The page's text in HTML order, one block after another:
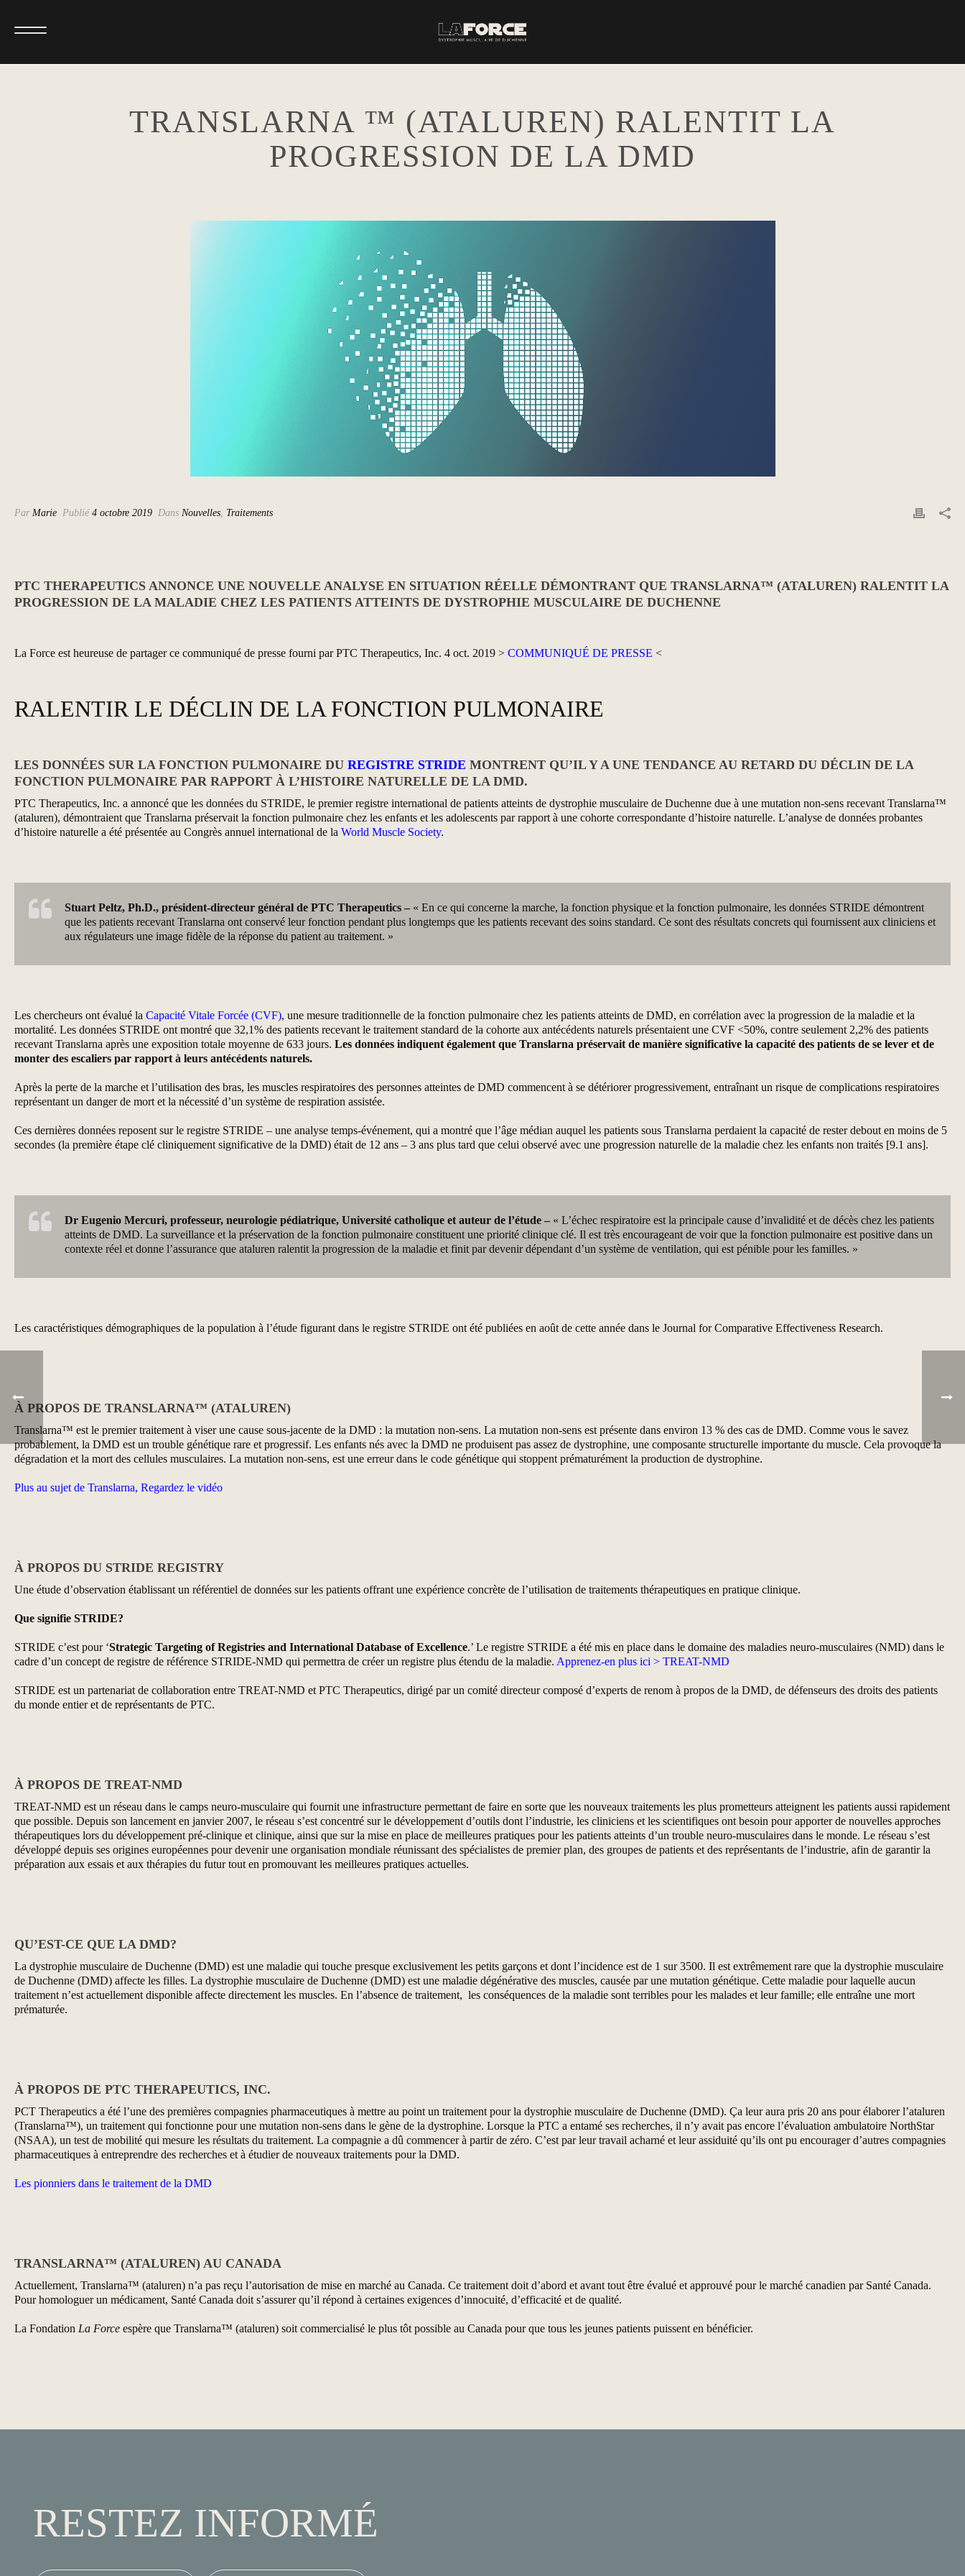
TRANSLARNA ™ (ATALUREN) RALENTIT LA
PROGRESSION DE LA DMD
Par Marie Publié 4 octobre 2019 Dans Nouvelles, Traitements
PTC THERAPEUTICS ANNONCE UNE NOUVELLE ANALYSE EN SITUATION RÉELLE DÉMONTRANT QUE TRANSLARNA™ (ATALUREN) RALENTIT LA
PROGRESSION DE LA MALADIE CHEZ LES PATIENTS ATTEINTS DE DYSTROPHIE MUSCULAIRE DE DUCHENNE
La Force est heureuse de partager ce communiqué de presse fourni par PTC Therapeutics, Inc. 4 oct. 2019 > COMMUNIQUÉ DE PRESSE <
RALENTIR LE DÉCLIN DE LA FONCTION PULMONAIRE
LES DONNÉES SUR LA FONCTION PULMONAIRE DU REGISTRE STRIDE MONTRENT QU’IL Y A UNE TENDANCE AU RETARD DU DÉCLIN DE LA
FONCTION PULMONAIRE PAR RAPPORT À L’HISTOIRE NATURELLE DE LA DMD.
PTC Therapeutics, Inc. a annoncé que les données du STRIDE, le premier registre international de patients atteints de dystrophie musculaire de Duchenne due à une mutation non-sens recevant Translarna™
(ataluren), démontraient que Translarna préservait la fonction pulmonaire chez les enfants et les adolescents par rapport à une cohorte correspondante d’histoire naturelle. L’analyse de données probantes
d’histoire naturelle a été présentée au Congrès annuel international de la World Muscle Society.
Stuart Peltz, Ph.D., président-directeur général de PTC Therapeutics – « En ce qui concerne la marche, la fonction physique et la fonction pulmonaire, les données STRIDE démontrent
que les patients recevant Translarna ont conservé leur fonction pendant plus longtemps que les patients recevant des soins standard. Ce sont des résultats concrets qui fournissent aux cliniciens et
aux régulateurs une image fidèle de la réponse du patient au traitement. »
Les chercheurs ont évalué la Capacité Vitale Forcée (CVF), une mesure traditionnelle de la fonction pulmonaire chez les patients atteints de DMD, en corrélation avec la progression de la maladie et la
mortalité. Les données STRIDE ont montré que 32,1% des patients recevant le traitement standard de la cohorte aux antécédents naturels présentaient une CVF <50%, contre seulement 2,2% des patients
recevant Translarna après une exposition totale moyenne de 633 jours. Les données indiquent également que Translarna préservait de manière significative la capacité des patients de se lever et de
monter des escaliers par rapport à leurs antécédents naturels.
Après la perte de la marche et l’utilisation des bras, les muscles respiratoires des personnes atteintes de DMD commencent à se détériorer progressivement, entraînant un risque de complications respiratoires
représentant un danger de mort et la nécessité d’un système de respiration assistée.
Ces dernières données reposent sur le registre STRIDE – une analyse temps-événement, qui a montré que l’âge médian auquel les patients sous Translarna perdaient la capacité de rester debout en moins de 5
secondes (la première étape clé cliniquement significative de la DMD) était de 12 ans – 3 ans plus tard que celui observé avec une progression naturelle de la maladie chez les enfants non traités [9.1 ans].
Dr Eugenio Mercuri, professeur, neurologie pédiatrique, Université catholique et auteur de l’étude – « L’échec respiratoire est la principale cause d’invalidité et de décès chez les patients
atteints de DMD. La surveillance et la préservation de la fonction pulmonaire constituent une priorité clinique clé. Il est très encourageant de voir que la fonction pulmonaire est positive dans un
contexte réel et donne l’assurance que ataluren ralentit la progression de la maladie et finit par devenir dépendant d’un système de ventilation, qui est pénible pour les familles. »
Les caractéristiques démographiques de la population à l’étude figurant dans le registre STRIDE ont été publiées en août de cette année dans le Journal for Comparative Effectiveness Research.
À PROPOS DE TRANSLARNA™ (ATALUREN)
Translarna™ est le premier traitement à viser une cause sous-jacente de la DMD : la mutation non-sens. La mutation non-sens est présente dans environ 13 % des cas de DMD. Comme vous le savez
probablement, la DMD est un trouble génétique rare et progressif. Les enfants nés avec la DMD ne produisent pas assez de dystrophine, une composante structurelle importante du muscle. Cela provoque la
dégradation et la mort des cellules musculaires. La mutation non-sens, est une erreur dans le code génétique qui stoppent prématurément la production de dystrophine.
Plus au sujet de Translarna, Regardez le vidéo
À PROPOS DU STRIDE REGISTRY
Une étude d’observation établissant un référentiel de données sur les patients offrant une expérience concrète de l’utilisation de traitements thérapeutiques en pratique clinique.
Que signifie STRIDE?
STRIDE c’est pour ‘Strategic Targeting of Registries and International Database of Excellence.’ Le registre STRIDE a été mis en place dans le domaine des maladies neuro-musculaires (NMD) dans le
cadre d’un concept de registre de référence STRIDE-NMD qui permettra de créer un registre plus étendu de la maladie. Apprenez-en plus ici > TREAT-NMD
STRIDE est un partenariat de collaboration entre TREAT-NMD et PTC Therapeutics, dirigé par un comité directeur composé d’experts de renom à propos de la DMD, de défenseurs des droits des patients
du monde entier et de représentants de PTC.
À PROPOS DE TREAT-NMD
TREAT-NMD est un réseau dans le camps neuro-musculaire qui fournit une infrastructure permettant de faire en sorte que les nouveaux traitements les plus prometteurs atteignent les patients aussi rapidement
que possible. Depuis son lancement en janvier 2007, le réseau s’est concentré sur le développement d’outils dont l’industrie, les cliniciens et les scientifiques ont besoin pour apporter de nouvelles approches
thérapeutiques lors du développement pré-clinique et clinique, ainsi que sur la mise en place de meilleures pratiques pour les patients atteints d’un trouble neuro-musculaires dans le monde. Le réseau s’est
développé depuis ses origines européennes pour devenir une organisation mondiale réunissant des spécialistes de premier plan, des groupes de patients et des représentants de l’industrie, afin de garantir la
préparation aux essais et aux thérapies du futur tout en promouvant les meilleures pratiques actuelles.
QU’EST-CE QUE LA DMD?
La dystrophie musculaire de Duchenne (DMD) est une maladie qui touche presque exclusivement les petits garçons et dont l’incidence est de 1 sur 3500. Il est extrêmement rare que la dystrophie musculaire
de Duchenne (DMD) affecte les filles. La dystrophie musculaire de Duchenne (DMD) est une maladie dégénérative des muscles, causée par une mutation génétique. Cette maladie pour laquelle aucun
traitement n’est actuellement disponible affecte directement les muscles. En l’absence de traitement, les conséquences de la maladie sont terribles pour les malades et leur famille; elle entraîne une mort
prématurée.
À PROPOS DE PTC THERAPEUTICS, INC.
PCT Therapeutics a été l’une des premières compagnies pharmaceutiques à mettre au point un traitement pour la dystrophie musculaire de Duchenne (DMD). Ça leur aura pris 20 ans pour élaborer l’ataluren
(Translarna™), un traitement qui fonctionne pour une mutation non-sens dans le gène de la dystrophine. Lorsque la PTC a entamé ses recherches, il n’y avait pas encore l’évaluation ambulatoire NorthStar
(NSAA), un test de mobilité qui mesure les résultats du traitement. La compagnie a dû commencer à partir de zéro. C’est par leur travail acharné et leur assiduité qu’ils ont pu encourager d’autres compagnies
pharmaceutiques à entreprendre des recherches et à étudier de nouveaux traitements pour la DMD.
Les pionniers dans le traitement de la DMD
TRANSLARNA™ (ATALUREN) AU CANADA
Actuellement, Translarna™ (ataluren) n’a pas reçu l’autorisation de mise en marché au Canada. Ce traitement doit d’abord et avant tout être évalué et approuvé pour le marché canadien par Santé Canada.
Pour homologuer un médicament, Santé Canada doit s’assurer qu’il répond à certaines exigences d’innocuité, d’efficacité et de qualité.
La Fondation La Force espère que Translarna™ (ataluren) soit commercialisé le plus tôt possible au Canada pour que tous les jeunes patients puissent en bénéficier.
RESTEZ INFORMÉ